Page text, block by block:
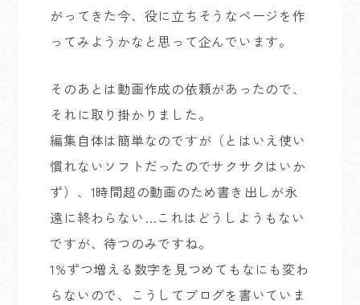
がってきた今、役に立ちそうなページを作
ってみようかなと思って企んでいます。
そのあとは動画作成の依頼があったので、
それに取り掛かりました。
編集自体は簡単なのですが（とはいえ使い
慣れないソフトだったのでサクサクはいか
ず）、1時間超の動画のため書き出しが永
遠に終わらない…これはどうしようもない
ですが、待つのみですね。
1%ずつ増える数字を見つめてもなにも変わ
らないので、こうしてブログを書いていま